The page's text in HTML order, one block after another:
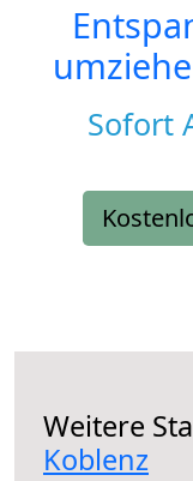
Sofort
Weitere
Koblenz